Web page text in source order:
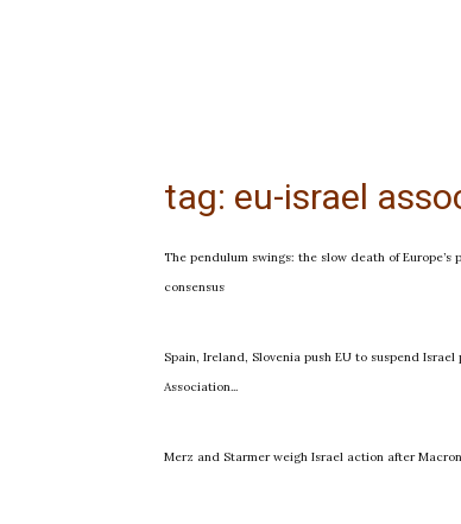
tag: eu-israel
The pendulum swings: the slow death of Europe’s
consensus
Spain, Ireland, Slovenia push EU to suspend
Association...
Merz and Starmer weigh Israel action after